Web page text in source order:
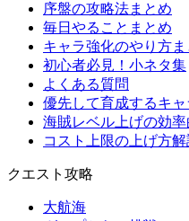
序盤の攻略法まとめ
毎日やることまとめ
キャラ強化のやり方ま
初心者必見！小ネタ集
よくある質問
優先して育成するキ
海賊レベル上げの効
コスト上限の上げ方解
クエスト攻略
大航海